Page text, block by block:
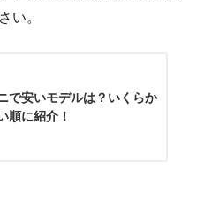
い。
で安いモデルは？いくらか
順に紹介！